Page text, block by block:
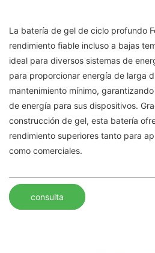
La batería de gel de ciclo profundo
rendimiento fiable incluso a bajas
ideal para diversos sistemas de
para proporcionar energía de larga
mantenimiento mínimo,
de energía para sus dispositivos.
construcción de gel, esta batería
rendimiento superiores tanto para
como comerciales.
consulta